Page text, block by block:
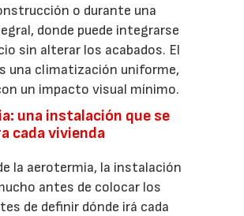
o durante una
donde puede integrarse
sin alterar los acabados. El
una climatización uniforme,
un impacto visual mínimo.
una instalación que se
cada vivienda
la aerotermia, la instalación
antes de colocar los
de definir dónde irá cada